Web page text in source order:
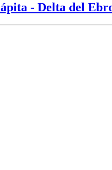
- Delta del